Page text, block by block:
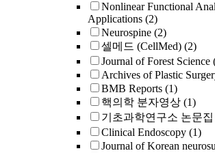
Nonlinear Functional
Applications (2)
Neurospine (2)
셀메드 (CellMed) (2)
Journal of Forest Science
Archives of Plastic
BMB Reports (1)
핵의학 분자영상 (1)
기초과학연구소 논문집
Clinical Endoscopy (1)
Journal of Korean